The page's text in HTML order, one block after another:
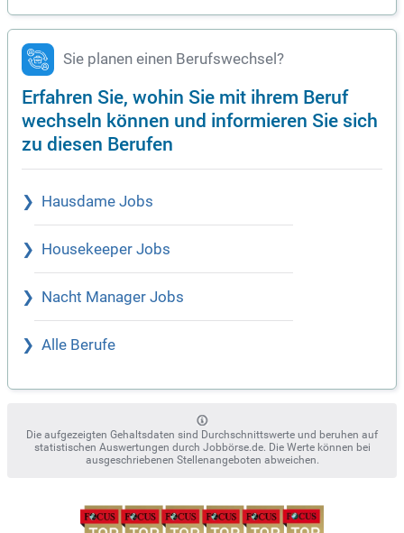
Sie planen einen Berufswechsel?
Erfahren Sie, wohin Sie mit ihrem Beruf
wechseln können und informieren Sie sich
zu diesen Berufen
Hausdame Jobs
Housekeeper Jobs
Nacht Manager Jobs
Alle Berufe
Die aufgezeigten Gehaltsdaten sind Durchschnittswerte und beruhen auf
statistischen Auswertungen durch Jobbörse.de. Die Werte können bei
ausgeschriebenen Stellenangeboten abweichen.